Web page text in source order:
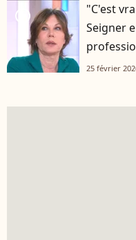
player2
"C'est
Seigner
25 février